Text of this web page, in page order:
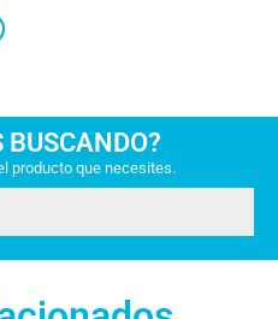
BUSCANDO?
producto que necesites.